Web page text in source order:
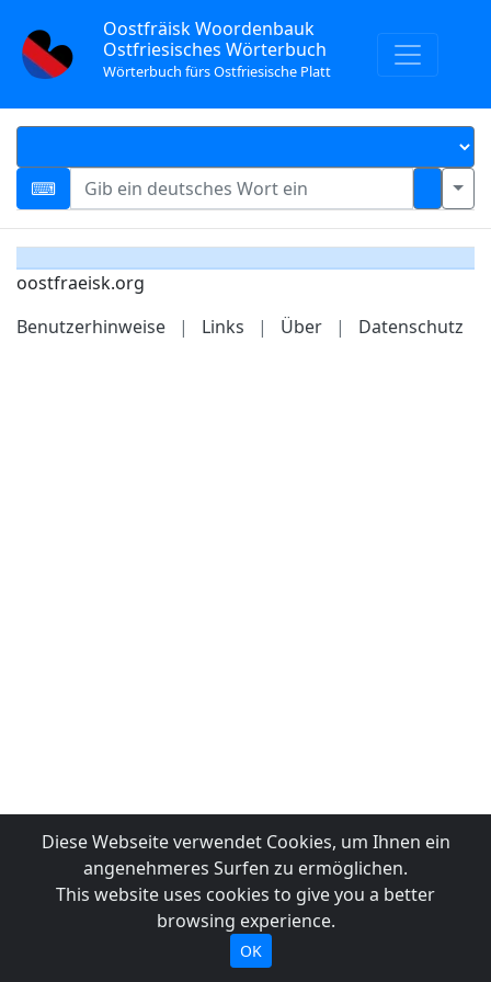
Oostfräisk Woordenbauk
Ostfriesisches Wörterbuch
Wörterbuch fürs Ostfriesische Platt
oostfraeisk.org
Benutzerhinweise
| Links | Über | Datenschutz
Diese Webseite verwendet Cookies, um Ihnen ein
angenehmeres Surfen zu ermöglichen.
This website uses cookies to give you a better
browsing experience.
OK